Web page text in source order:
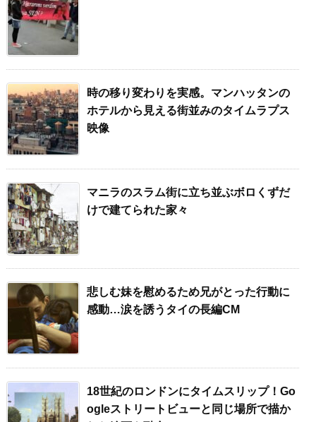
時の移り変わりを実感。マンハッタンの
ホテルから見える街並みのタイムラプス
映像
マニラのスラム街に立ち並ぶボロくずだ
けで建てられた家々
悲しむ妹を慰めるため兄がとった行動に
感動…涙を誘うタイの長編CM
18世紀のロンドンにタイムスリップ！Go
ogleストリートビューと同じ場所で描か